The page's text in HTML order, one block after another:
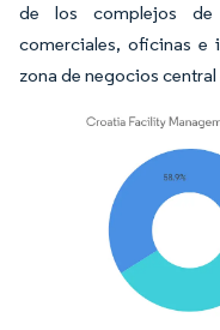
de los complejos
comerciales, oficinas e
zona de negocios